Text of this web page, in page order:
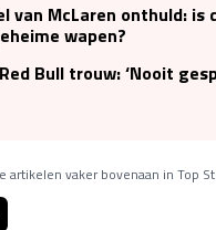
van McLaren onthuld: is
wapen?
Bull trouw: ‘Nooit
artikelen vaker bovenaan in Top